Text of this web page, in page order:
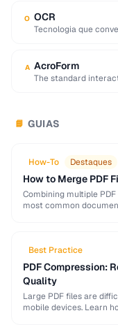
O OCR
Tecnologia que
A AcroForm
The standard
📘 GUIAS
How-To Destaques
How to Merge PDF
Combining multiple
most common
Best Practice
PDF Compression:
Quality
Large PDF files are
mobile devices. Learn